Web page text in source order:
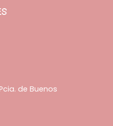
de Buenos